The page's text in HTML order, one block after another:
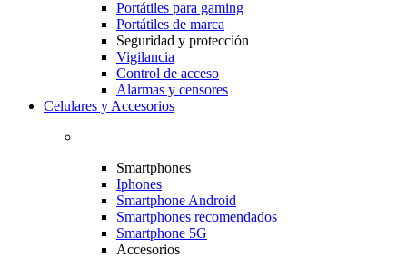
Portátiles para gaming
Portátiles de marca
Seguridad y protección
Vigilancia
Control de acceso
Alarmas y censores
Celulares y Accesorios
Smartphones
Iphones
Smartphone Android
Smartphones recomendados
Smartphone 5G
Accesorios